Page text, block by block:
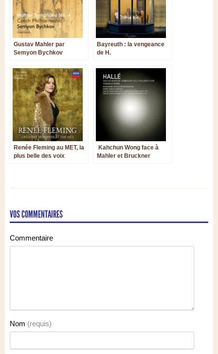
Gustav Mahler par
Semyon Bychkov
Bayreuth : la vengeance
de H.
Renée Fleming au MET, la
plus belle des voix
Kahchun Wong face à
Mahler et Bruckner
VOS COMMENTAIRES
Commentaire
Nom (requis)